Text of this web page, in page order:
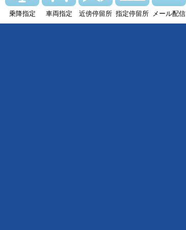
乗降指定 車両指定 近傍停留所 指定停留所 メール配信